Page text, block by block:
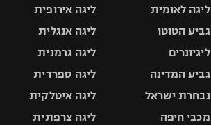
ליגה לאומית
גביע הטוטו
ליגיונרים
גביע המדינה
נבחרת ישראל
מכבי חיפה
ליגה אירופית
ליגה אנגלית
ליגה גרמנית
ליגה ספרדית
ליגה איטלקית
ליגה צרפתית